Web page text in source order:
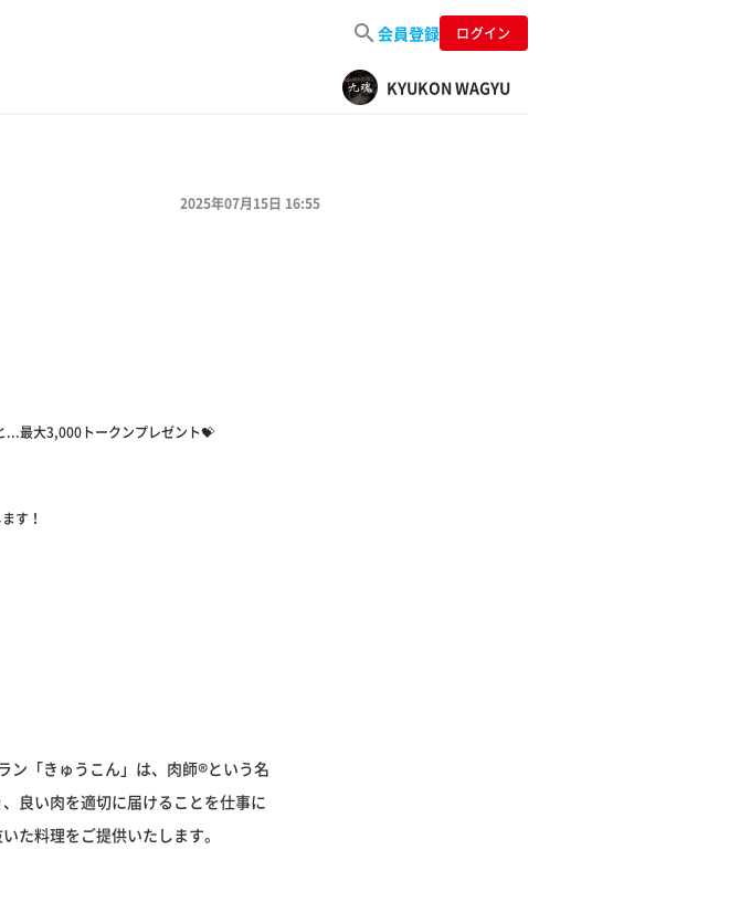
会員登録 ログイン
KYUKON WAGYU
2025年07月15日 16:55
...最大3,000トークンプレゼント💝
す！
ン「きゅうこん」は、肉師®という名
良い肉を適切に届けることを仕事に
た料理をご提供いたします。